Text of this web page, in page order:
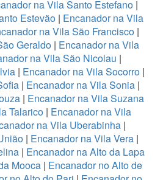
na Vila Santo Estefano |
Estevão | Encanador na Vila
na Vila São Francisco |
Geraldo | Encanador na Vila
na Vila São Nicolau |
| Encanador na Vila Socorro |
| Encanador na Vila Sonia|
| Encanador na Vila Suzana
Talarico | Encanador na Vila
na Vila Uberabinha|
| Encanador na Vila Vera |
| Encanador na Alto da Lapa
Mooca | Encanador no Alto de